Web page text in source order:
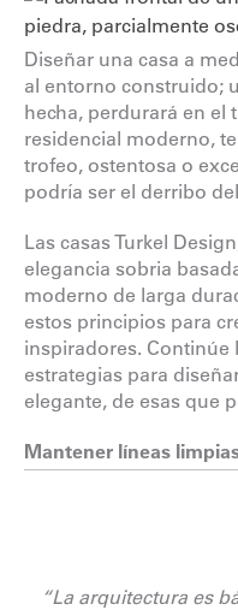
Diseñar una casa a
al entorno construido;
hecha, perdurará en el
residencial moderno,
trofeo, ostentosa o
podría ser el derribo
Las casas Turkel
elegancia sobria
moderno de larga
estos principios para
inspiradores. Continúe
estrategias para
elegante, de esas que
Mantener líneas
“La arquitectura es